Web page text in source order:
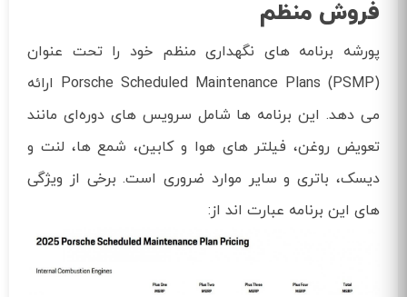
فروش منظم
پورشه برنامه‌ های نگهداری منظم خود را تحت عنوان
Porsche Scheduled Maintenance Plans (PSMP) ارائه
می‌ دهد. این برنامه‌ ها شامل سرویس‌ های دوره‌ای مانند
تعویض روغن، فیلتر های هوا و کابین، شمع‌ ها، لنت و
دیسک، باتری و سایر موارد ضروری است. برخی از ویژگی‌
های این برنامه عبارت‌ اند از: